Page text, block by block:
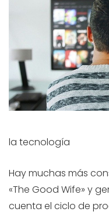
la tecnología
Hay muchas más
«The Good Wife» y
cuenta el ciclo de